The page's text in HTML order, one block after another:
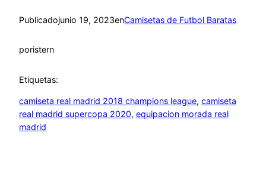
Publicadojunio 19, 2023enCamisetas de Futbol Baratas
poristern
Etiquetas:
camiseta real madrid 2018 champions league, camiseta
real madrid supercopa 2020, equipacion morada real
madrid